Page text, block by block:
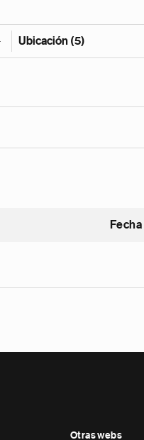
Ubicación (5)
Otras webs